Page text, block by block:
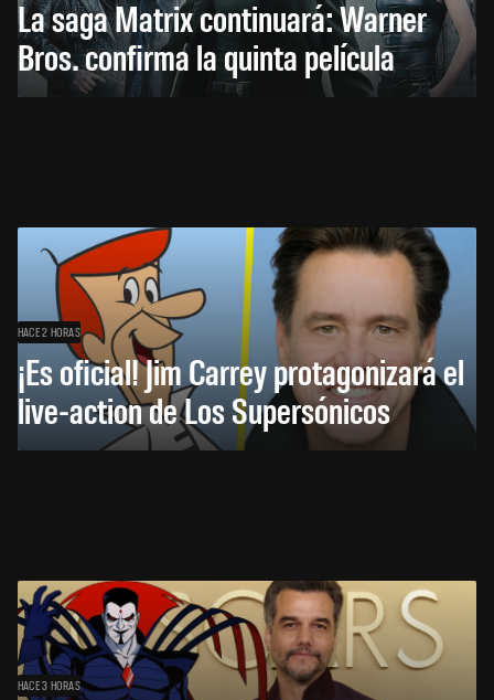
La saga Matrix continuará: Warner
Bros. confirma la quinta película
HACE 2 HORAS
¡Es oficial! Jim Carrey protagonizará el
live-action de Los Supersónicos
HACE 3 HORAS